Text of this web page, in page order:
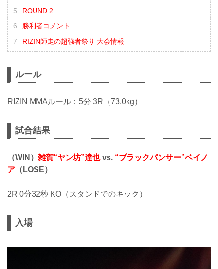
ROUND 2
勝利者コメント
RIZIN師走の超強者祭り 大会情報
ルール
RIZIN MMAルール：5分 3R（73.0kg）
試合結果
（WIN） 雑賀“ヤン坊”達也vs. “ブラックパンサー”ベイノ
ア （LOSE）
2R 0分32秒 KO（スタンドでのキック）
入場